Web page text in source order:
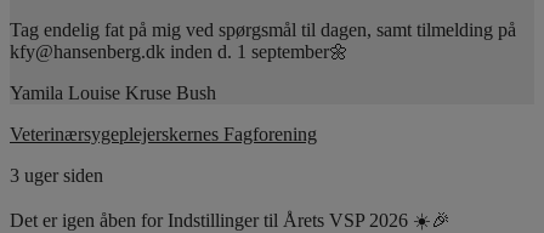
Tag endelig fat på mig ved spørgsmål til dagen, samt tilmelding på
kfy@hansenberg.dk inden d. 1 september🌼
Yamila Louise Kruse Bush
Veterinærsygeplejerskernes Fagforening
3 uger siden
Det er igen åben for Indstillinger til Årets VSP 2026 ☀️🎉